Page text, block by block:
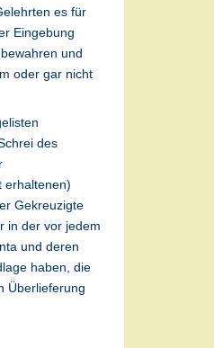
es für
Eingebung
und
oder gar nicht
des
erhaltenen)
Gekreuzigte
in der vor jedem
und deren
haben, die
Überlieferung